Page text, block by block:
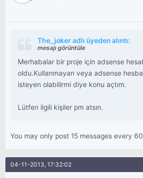
The_joker adlı üyeden alıntı:
mesajı görüntüle
Merhabalar bir proje için adsense
oldu.Kullanmayan veya adsense
isteyen olabilirmi diye konu açtım.
Lütfen ilgili kişiler pm atsın.
You may only post 15 messages every
04-11-2013, 17:32:02